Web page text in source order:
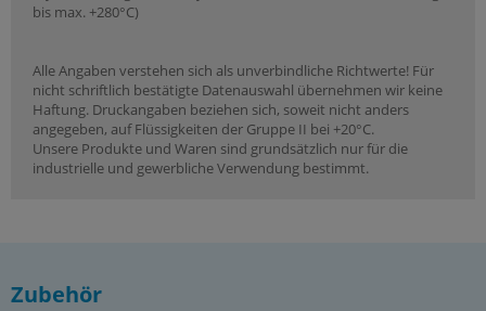
bis max. +280°C)
Alle Angaben verstehen sich als unverbindliche Richtwerte! Für
nicht schriftlich bestätigte Datenauswahl übernehmen wir keine
Haftung. Druckangaben beziehen sich, soweit nicht anders
angegeben, auf Flüssigkeiten der Gruppe II bei +20°C.
Unsere Produkte und Waren sind grundsätzlich nur für die
industrielle und gewerbliche Verwendung bestimmt.
Zubehör